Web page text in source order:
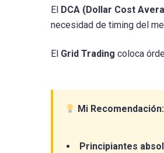
El DCA (Dollar Cost
necesidad de timing del
El Grid Trading coloca
Mi Recomendación:
Principiantes